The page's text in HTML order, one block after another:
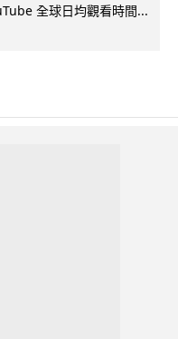
全球日均觀看時間...